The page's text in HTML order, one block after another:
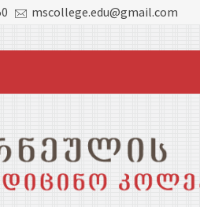
mscollege.edu@gmail.com